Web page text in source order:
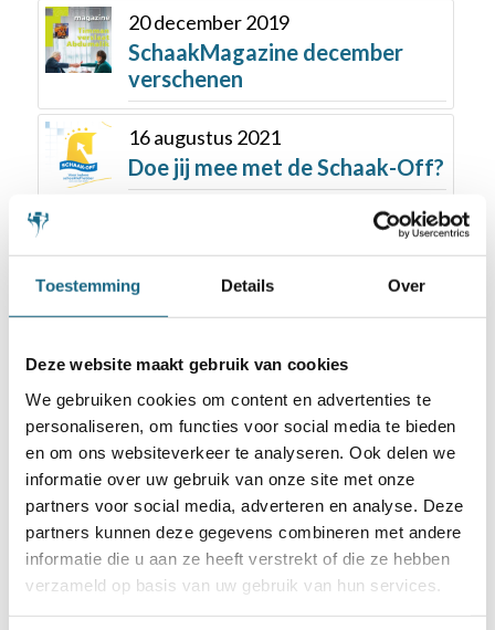
Toestemming Details Over
Deze website maakt gebruik van cookies
We gebruiken cookies om content en advertenties te
personaliseren, om functies voor social media te bieden
en om ons websiteverkeer te analyseren. Ook delen we
informatie over uw gebruik van onze site met onze
partners voor social media, adverteren en analyse. Deze
partners kunnen deze gegevens combineren met andere
informatie die u aan ze heeft verstrekt of die ze hebben
verzameld op basis van uw gebruik van hun services.
20 december 2019
SchaakMagazine december
verschenen
16 augustus 2021
Doe jij mee met de Schaak-Off?
Nederlandse teams verliezen
weer in ronde 5
Doe mee aan de 1e Chesskid
Games (internationaal)
4 september 2018
Schoolschaken op alle
basisscholen in Rotterdam